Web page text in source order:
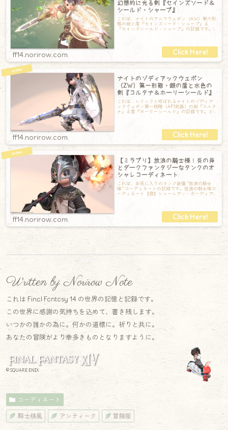
幻想的に光る剣『セインズソード＆
シールド・シャープ』
これは、ナイトのアニマウェポン（AW）第六形
態の剣と盾『セインズソード・シャープ』＆
『セインズシールド・シャープ』の記録です。
ff14.norirow.com
ナイトのゾディアックウェポン
（ZW）第一形態・銀の盾と水色の
剣『コルタナ＆ホーリーシールド』
これは、レリックと呼ばれるナイトのゾディア
ックウェポン第一段階（AF1武器）の剣『コルタ
ナ』＆盾『ホーリーシールド』の記録です。と
ff14.norirow.com
【ミラプリ】放浪の騎士様！炎の斧
とダークファンタジーなタンクのオ
シャレコーディネート
これは、お気に入りのタンク装備 “放浪の騎士
様” コーディネートの記録です。放浪の騎士様コ
ーディネート【頭】シャーレアン・ガーディア
ff14.norirow.com
Written by Norirow Note
これは Final Fantasy 14 の世界の記憶と記録です。
この世界に感謝の気持ちを込めて、書き残します。
いつかの誰かの為に。何かの道標に。祈りと共に。
あなたの冒険がより幸多きものとなりますように。
© SQUARE ENIX
コーディネート
騎士様風 アンティーク 冒険服